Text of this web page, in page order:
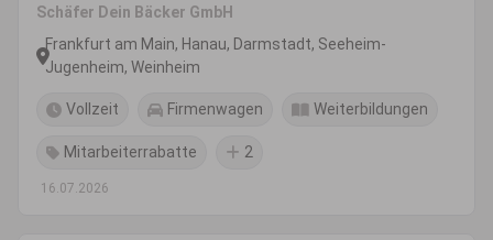
Schäfer Dein Bäcker GmbH
Frankfurt am Main, Hanau, Darmstadt, Seeheim-
Jugenheim, Weinheim
Vollzeit Firmenwagen Weiterbildungen
Mitarbeiterrabatte 2
16.07.2026